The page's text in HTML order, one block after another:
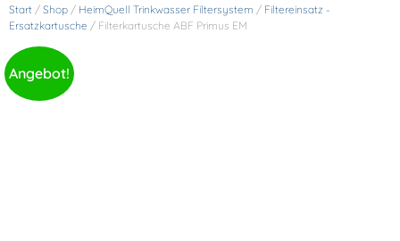
Start / Shop / HeimQuell Trinkwasser Filtersystem / Filtereinsatz -
Ersatzkartusche / Filterkartusche ABF Primus EM
Angebot!